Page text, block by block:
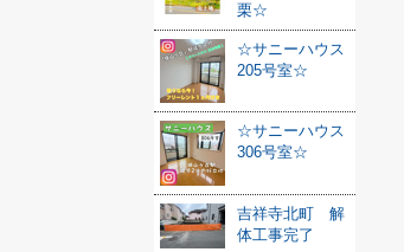
栗☆
☆サニーハウス
205号室☆
☆サニーハウス
306号室☆
吉祥寺北町 解
体工事完了